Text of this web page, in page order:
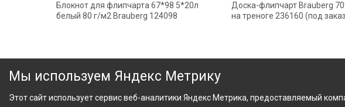
Блокнот для флипчарта 67*98 5*20л
белый 80 г/м2 Brauberg 124098
Доска-флипчарт Brauberg
на треноге 236160 (под
Мы используем Яндекс Метрику
Этот сайт использует сервис веб-аналитики Яндекс Метрика, предоставляемый